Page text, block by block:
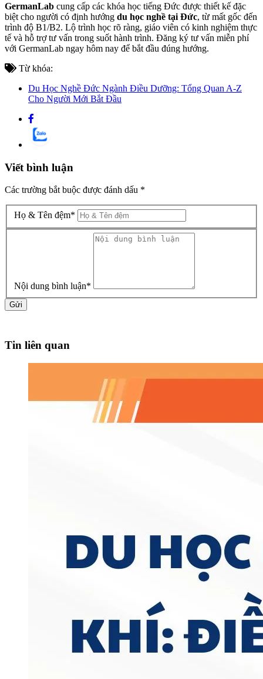
GermanLab cung cấp các khóa học tiếng Đức được thiết kế đặc
biệt cho người có định hướng du học nghề tại Đức, từ mất gốc đến
trình độ B1/B2. Lộ trình học rõ ràng, giáo viên có kinh nghiệm thực
tế và hỗ trợ tư vấn trong suốt hành trình. Đăng ký tư vấn miễn phí
với GermanLab ngay hôm nay để bắt đầu đúng hướng.
Từ khóa:
Du Học Nghề Đức Ngành Điều Dưỡng: Tổng Quan A-Z
Cho Người Mới Bắt Đầu
Viết bình luận
Các trường bắt buộc được đánh dấu *
Họ & Tên đệm*
Nội dung bình luận*
Gửi
Tin liên quan